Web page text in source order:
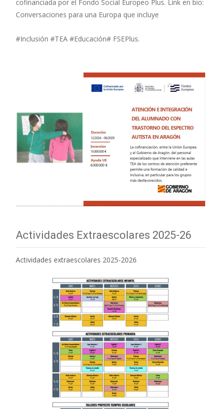
cofinanciada por el Fondo Social Europeo Plus. Link en bio:
Conversaciones para una Europa que incluye
#Inclusión #TEA #Educación# FSEPlus.
Actividades Extraescolares 2025-26
Actividades extraescolares 2025-2026